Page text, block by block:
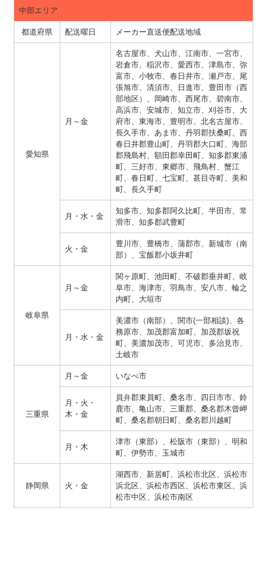
中部エリア
都道府県 配送曜日 メーカー直送便配送地域
愛知県
月～金
名古屋市、犬山市、江南市、一宮市、
岩倉市、稲沢市、愛西市、津島市、弥
富市、小牧市、春日井市、瀬戸市、尾
張旭市、清須市、日進市、豊田市（西
部地区）、岡崎市、西尾市、碧南市、
高浜市、安城市、知立市、刈谷市、大
府市、東海市、豊明市、北名古屋市、
長久手市、あま市、丹羽郡扶桑町、西
春日井郡豊山町、丹羽郡大口町、海部
郡飛島村、額田郡幸田町、知多郡東浦
町、三好市、東郷市、飛鳥村、蟹江
町、春日町、七宝町、甚目寺町、美和
町、長久手町
月・水・金
知多市、知多郡阿久比町、半田市、常
滑市、知多郡武豊町
火・金
豊川市、豊橋市、蒲郡市、新城市（南
部）、宝飯郡小坂井町
岐阜県
月～金
関ヶ原町、池田町、不破郡垂井町、岐
阜市、海津市、羽鳥市、安八市、輪之
内町、大垣市
月・水・金
美濃市（南部）、関市(一部相談)、各
務原市、加茂郡富加町、加茂郡坂祝
町、美濃加茂市、可児市、多治見市、
土岐市
三重県
月～金 いなべ市
月・火・
木・金
員弁郡東員町、桑名市、四日市市、鈴
鹿市、亀山市、三重郡、桑名郡木曾岬
町、桑名郡朝日町、桑名郡川越町
月・木
津市（東部）、松阪市（東部）、明和
町、伊勢市、玉城市
静岡県 火・金
湖西市、新居町、浜松市北区、浜松市
浜北区、浜松市西区、浜松市東区、浜
松市中区、浜松市南区